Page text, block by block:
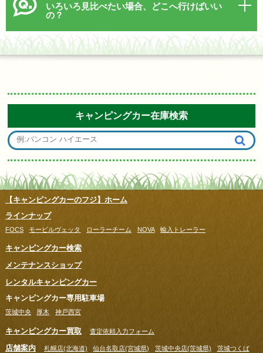
いろいろ見比べたい場合、どこへ行けばいい
の？
キャンピングカー在庫検索
【キャンピングカーのフジ】ホーム
ラインナップ
FOCS モービルヴェッタ ローラーチーム NOVA 輸入トレーラー
キャンピングカー検索
メンテナンスショップ
レンタルキャンピングカー
キャンピングカー専用駐車場
茨城中央 厚木 神戸西宮
キャンピングカー買取 査定依頼入力フォーム
店舗案内 札幌店(北海道) 仙台名取店(宮城県) 茨城中央店(茨城県) 茨城つくば